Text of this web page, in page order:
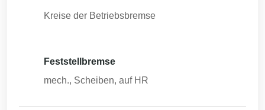
Kreise der Betriebsbremse
Feststellbremse
mech., Scheiben, auf HR